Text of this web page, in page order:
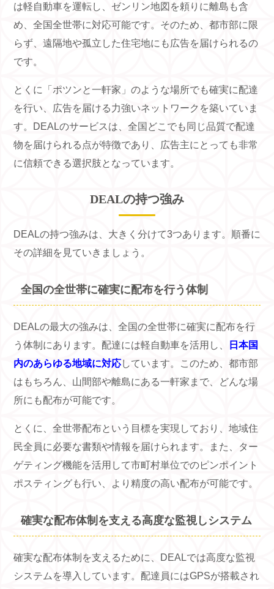
は軽自動車を運転し、ゼンリン地図を頼りに離島も含
め、全国全世帯に対応可能です。そのため、都市部に限
らず、遠隔地や孤立した住宅地にも広告を届けられるの
です。
とくに「ポツンと一軒家」のような場所でも確実に配達
を行い、広告を届ける力強いネットワークを築いていま
す。DEALのサービスは、全国どこでも同じ品質で配達
物を届けられる点が特徴であり、広告主にとっても非常
に信頼できる選択肢となっています。
DEALの持つ強み
DEALの持つ強みは、大きく分けて3つあります。順番に
その詳細を見ていきましょう。
全国の全世帯に確実に配布を行う体制
DEALの最大の強みは、全国の全世帯に確実に配布を行
う体制にあります。配達には軽自動車を活用し、
日本国
内のあらゆる地域に対応しています。このため、都市部
はもちろん、山間部や離島にある一軒家まで、どんな場
所にも配布が可能です。
とくに、全世帯配布という目標を実現しており、地域住
民全員に必要な書類や情報を届けられます。また、ター
ゲティング機能を活用して市町村単位でのピンポイント
ポスティングも行い、より精度の高い配布が可能です。
確実な配布体制を支える高度な監視しシステム
確実な配布体制を支えるために、DEALでは高度な監視
システムを導入しています。配達員にはGPSが搭載され